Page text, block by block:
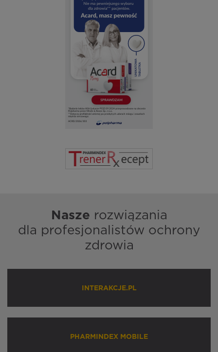
Nasze rozwiązania
dla profesjonalistów ochrony
zdrowia
INTERAKCJE.PL
PHARMINDEX MOBILE